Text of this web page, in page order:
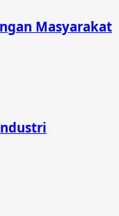
Masyarakat